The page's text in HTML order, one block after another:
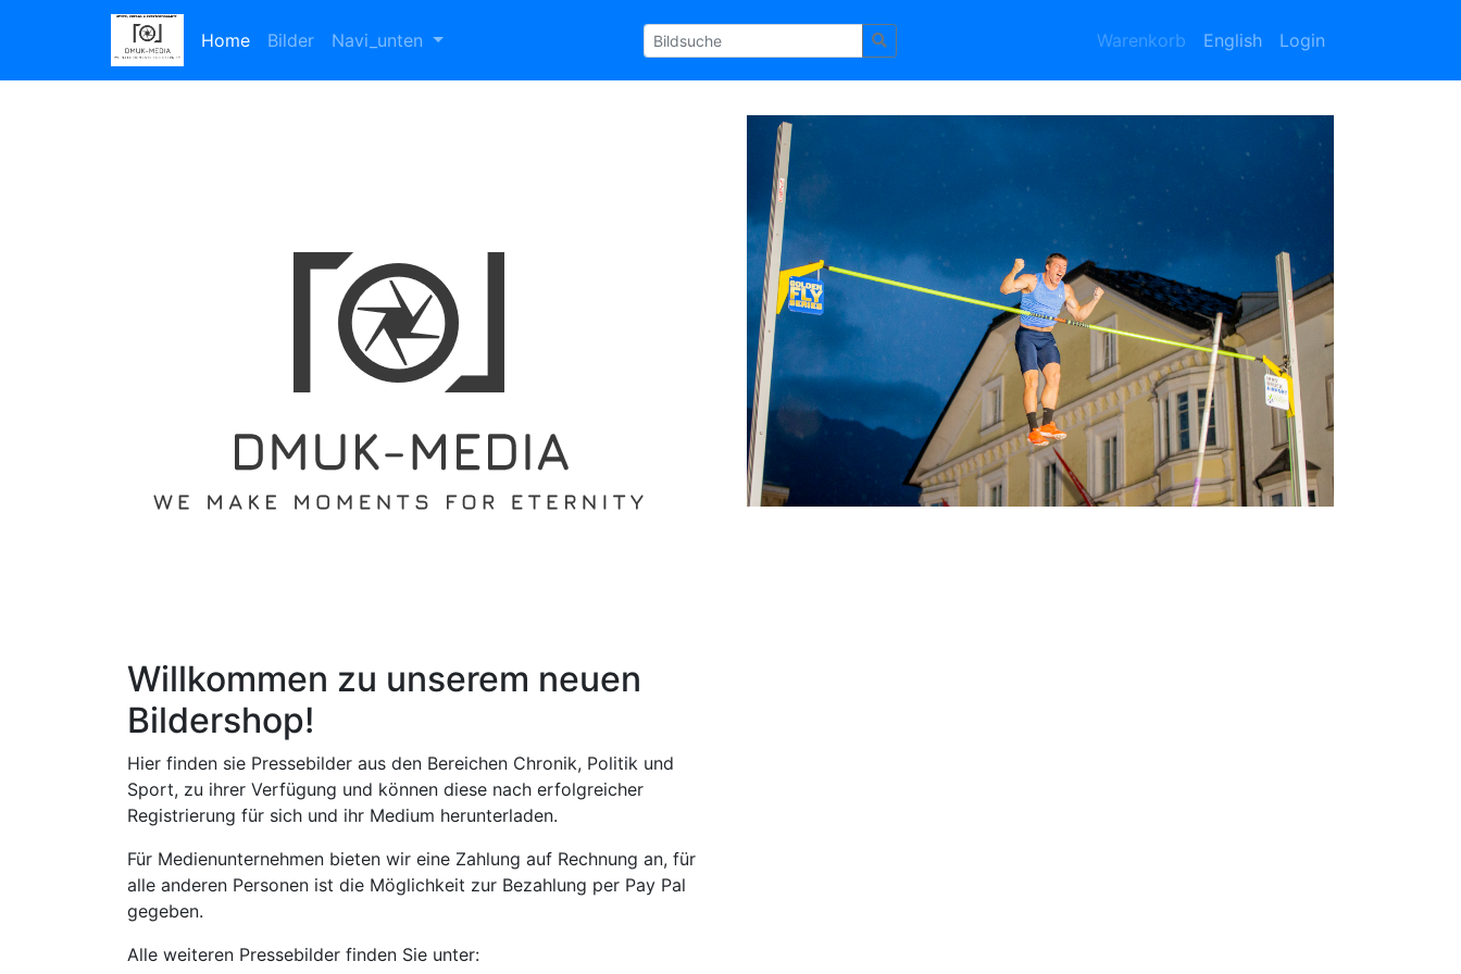
Home Bilder Navi_unten Warenkorb English Login
Willkommen zu unserem neuen
Bildershop!
Hier finden sie Pressebilder aus den Bereichen Chronik, Politik und
Sport, zu ihrer Verfügung und können diese nach erfolgreicher
Registrierung für sich und ihr Medium herunterladen.
Für Medienunternehmen bieten wir eine Zahlung auf Rechnung an, für
alle anderen Personen ist die Möglichkeit zur Bezahlung per Pay Pal
gegeben.
Alle weiteren Pressebilder finden Sie unter: